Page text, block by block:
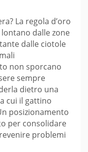
La regola d’oro
dalle zone
dalle ciotole
non sporcano
sempre
dietro una
cui il gattino
posizionamento
per consolidare
problemi